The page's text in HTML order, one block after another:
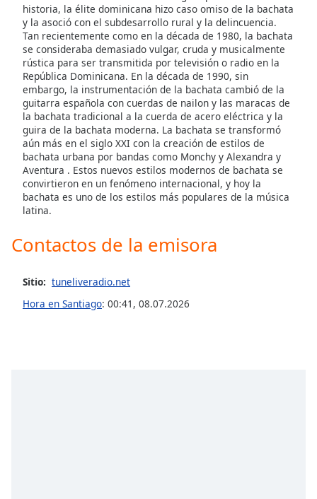
Font
Family
Reset
Done
Close
Modal
dialog
window.
historia, la élite dominicana hizo caso omiso de la bachata
y la asoció con el subdesarrollo rural y la delincuencia.
Tan recientemente como en la década de 1980, la bachata
se consideraba demasiado vulgar, cruda y musicalmente
rústica para ser transmitida por televisión o radio en la
República Dominicana. En la década de 1990, sin
embargo, la instrumentación de la bachata cambió de la
guitarra española con cuerdas de nailon y las maracas de
la bachata tradicional a la cuerda de acero eléctrica y la
guira de la bachata moderna. La bachata se transformó
aún más en el siglo XXI con la creación de estilos de
bachata urbana por bandas como Monchy y Alexandra y
Aventura . Estos nuevos estilos modernos de bachata se
convirtieron en un fenómeno internacional, y hoy la
bachata es uno de los estilos más populares de la música
latina.
Contactos de la emisora
Sitio: tuneliveradio.net
Hora en Santiago: 00:41 , 08.07.2026